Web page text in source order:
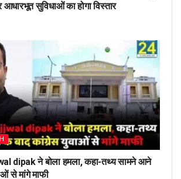
सुविधाओं का होगा विस्तार
dipak ने बोला हमला, कहा-तथ्य सामने आने
से मांगे माफी